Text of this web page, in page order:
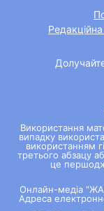
Використання
випадку
використанням
третього абзацу
це
Онлайн-медіа
Адреса